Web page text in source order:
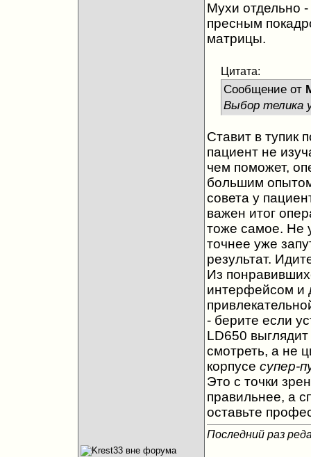
Мухи отдельно -
пресным
матрицы.
Цитата:
Сообщение от
Выбор телика
Ставит в тупик
пациент не
чем поможет,
большим
совета у
важен итог
тоже самое. Не
точнее уже
результат.
Из
интерфейсом и
- берите если
LD650
смотреть, а не
корпусе супер-
Это с точки
правильнее, а
оставьте
Последний раз